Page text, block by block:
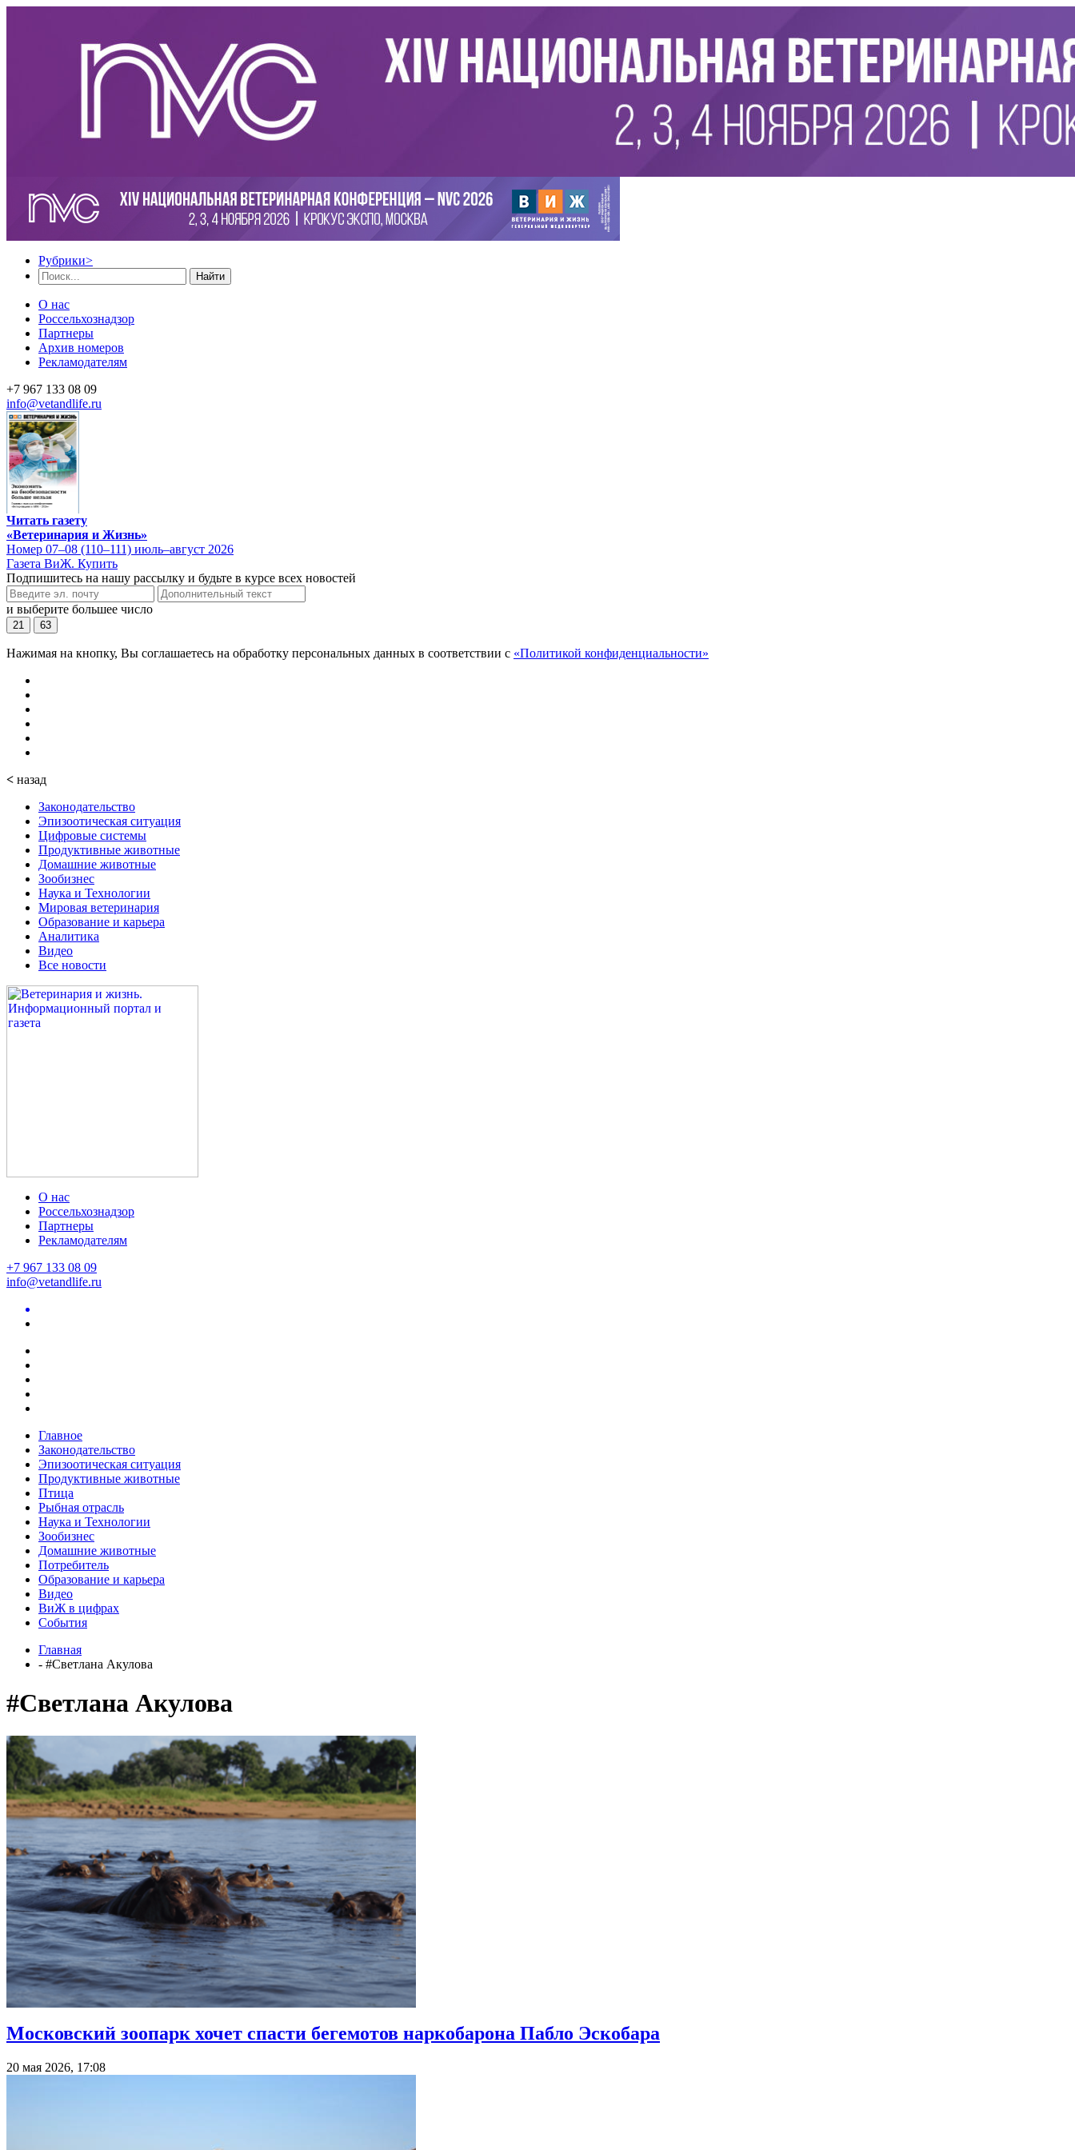
Рубрики>
Найти
О нас
Россельхознадзор
Партнеры
Архив номеров
Рекламодателям
+7 967 133 08 09
info@vetandlife.ru
Читать газету
«Ветеринария и Жизнь»
Номер 07–08 (110–111) июль–август 2026
Газета ВиЖ. Купить
Подпишитесь на нашу рассылку и будьте в курсе всех новостей
и выберите большее число
21 63
Нажимая на кнопку, Вы соглашаетесь на обработку персональных данных в соответствии с «Политикой конфиденциальности»
< назад
Законодательство
Эпизоотическая ситуация
Цифровые системы
Продуктивные животные
Домашние животные
Зообизнес
Наука и Технологии
Мировая ветеринария
Образование и карьера
Аналитика
Видео
Все новости
О нас
Россельхознадзор
Партнеры
Рекламодателям
+7 967 133 08 09
info@vetandlife.ru
Главное
Законодательство
Эпизоотическая ситуация
Продуктивные животные
Птица
Рыбная отрасль
Наука и Технологии
Зообизнес
Домашние животные
Потребитель
Образование и карьера
Видео
ВиЖ в цифрах
События
Главная
- #Светлана Акулова
#Светлана Акулова
Московский зоопарк хочет спасти бегемотов наркобарона Пабло Эскобара
20 мая 2026, 17:08